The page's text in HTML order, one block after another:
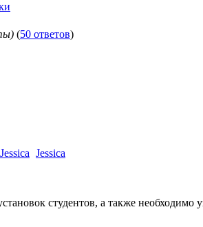
(50 ответов)
Jessica
студентов, а также